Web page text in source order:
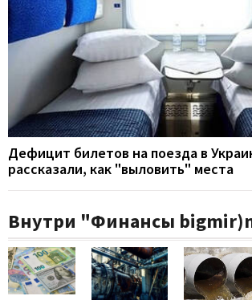
Дефицит билетов на поезда в
рассказали, как "выловить" места
Внутри "Финансы